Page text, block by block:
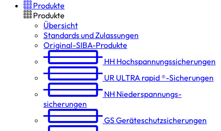
Produkte
Produkte
Übersicht
Standards und Zulassungen
Original-SIBA-Produkte
HH Hochspannungs­sicherungen
UR ULTRA rapid ®-Sicherungen
NH Niederspannungs­
sicherungen
GSGeräteschutz­sicherungen